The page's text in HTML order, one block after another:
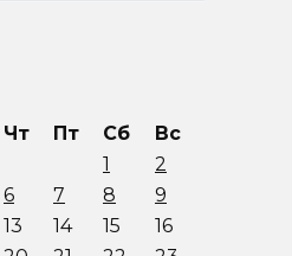
Чт Пт Сб
Вс
1
2
6 7 8
9
13 14 15
16